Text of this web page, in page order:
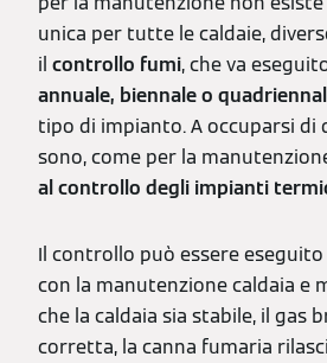
unica per tutte le caldaie,
il controllo fumi, che va
annuale, biennale o
tipo di impianto. A occuparsi di
sono, come per la
al controllo degli impianti
Il controllo può essere
con la manutenzione caldaia e
che la caldaia sia stabile, il gas
corretta, la canna fumaria